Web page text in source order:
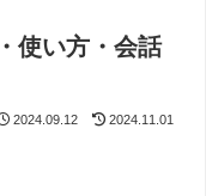
使い方・会話
2024.09.12 2024.11.01